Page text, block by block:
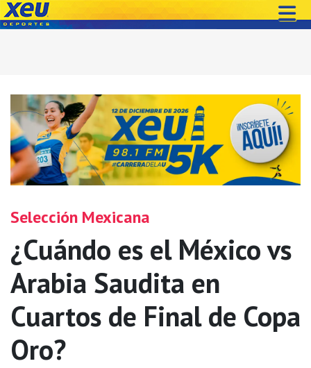
Selección Mexicana
¿Cuándo es el México vs
Arabia Saudita en
Cuartos de Final de Copa
Oro?